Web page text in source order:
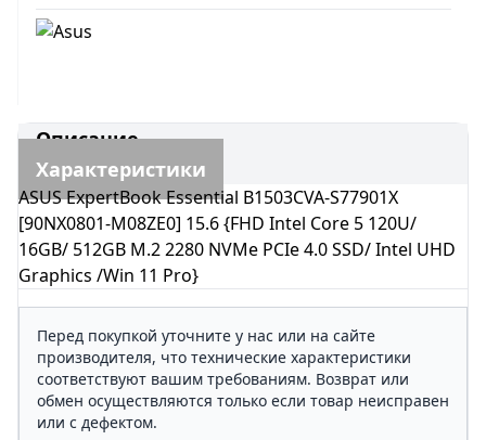
Описание
Характеристики
ASUS ExpertBook Essential B1503CVA-S77901X
[90NX0801-M08ZE0] 15.6 {FHD Intel Core 5 120U/
16GB/ 512GB M.2 2280 NVMe PCIe 4.0 SSD/ Intel UHD
Graphics /Win 11 Pro}
Перед покупкой уточните у нас или на сайте
производителя, что технические характеристики
соответствуют вашим требованиям. Возврат или
обмен осуществляются только если товар неисправен
или с дефектом.